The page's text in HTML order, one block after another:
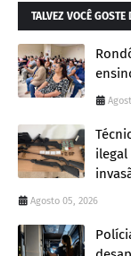
TALVEZ VOCÊ GOSTE
Agosto 05, 2026